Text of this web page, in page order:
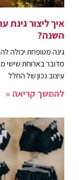
איך ליצור גינת
השנה?
גינה מטופחת יכולה
מדובר בארוחת שישי
עיצוב נכון של החלל
להמשך קריאה »